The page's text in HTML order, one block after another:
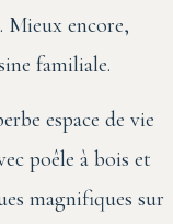
Mieux encore,
familiale.
espace de vie
poêle à bois et
magnifiques sur